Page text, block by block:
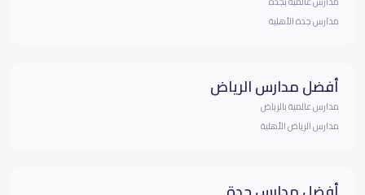
مدارس جدة الأهلية
أفضل مدارس الرياض
مدارس عالمية بالرياض
مدارس الرياض الأهلية